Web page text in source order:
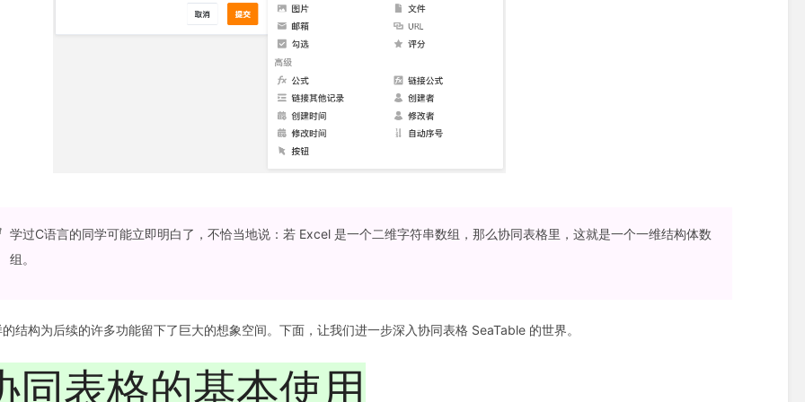
学过C语言的同学可能立即明白了，不恰当地说：若 Excel 是一个二维字符串数组，那么协同表格里，这就是一个一维结构体数
组。
结构为后续的许多功能留下了巨大的想象空间。下面，让我们进一步深入协同表格 SeaTable 的世界。
同表格的基本使用